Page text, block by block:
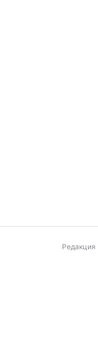
Редакция